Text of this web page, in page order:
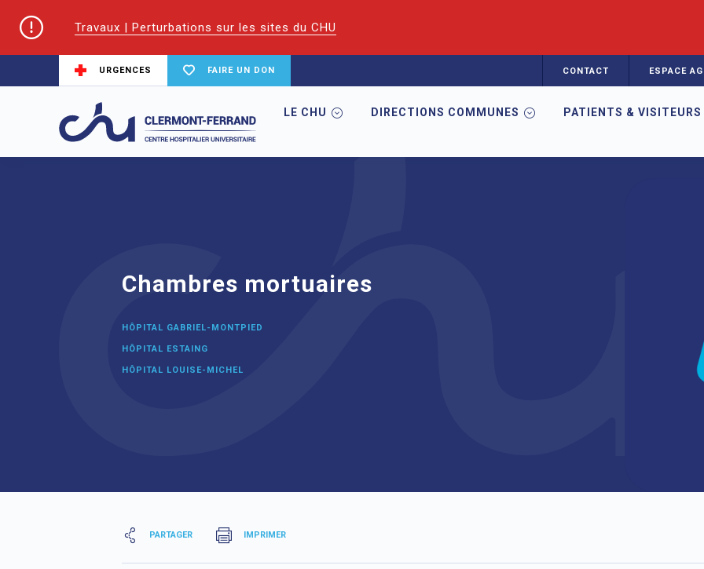
Travaux | Perturbations sur les sites du CHU
URGENCES FAIRE UN DON CONTACT ESPACE
LE CHU DIRECTIONS COMMUNES PATIENTS & VISITEURS
Accueil Trouver un service du CHU Chambres mortuaires
Chambres mortuaires
HÔPITAL GABRIEL-MONTPIED
HÔPITAL ESTAING
HÔPITAL LOUISE-MICHEL
PARTAGER IMPRIMER